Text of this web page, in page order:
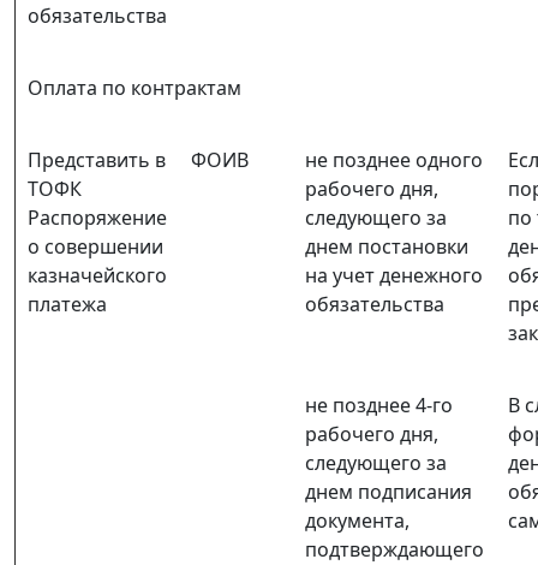
обязательства
Оплата по контрактам
Представить в
ТОФК
Распоряжение
о совершении
казначейского
платежа
ФОИВ
не позднее одного
рабочего дня,
следующего за
днем постановки
на учет денежного
обязательства
по
не позднее 4-го
рабочего дня,
следующего за
днем подписания
документа,
подтверждающего
В